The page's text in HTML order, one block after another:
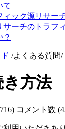
て
ィック源リサー
サーチのトラフ
？
/よくある質問/
方法
コメント数